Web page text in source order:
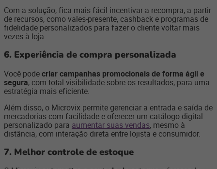
Com a solução, fica mais fácil incentivar a recompra, a partir
de recursos, como vales-presente, cashback e programas de
fidelidade personalizados para fazer o cliente voltar mais
vezes à loja.
6. Experiência de compra personalizada
Você podecriar campanhas promocionais de forma ágil e
segura, com total visibilidade sobre os resultados, para uma
estratégia mais eficiente.
Além disso, o Microvix permite gerenciar a entrada e saída de
mercadorias com facilidade e oferecer um catálogo digital
personalizado para aumentar suas vendas, mesmo à
distância, com interação direta entre lojista e consumidor.
7. Melhor controle de estoque